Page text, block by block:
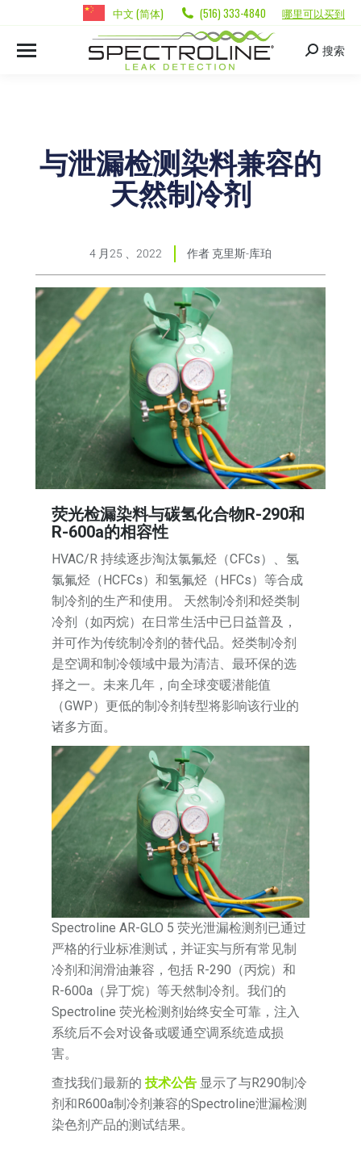
中文 (简体) (516) 333-4840 哪里可以买到
搜索
与泄漏检测染料兼容的
天然制冷剂
4 月25 、2022 作者 克里斯-库珀
荧光检漏染料与碳氢化合物R-290和
R-600a的相容性
HVAC/R 持续逐步淘汰氯氟烃（CFCs）、氢
氯氟烃（HCFCs）和氢氟烃（HFCs）等合成
制冷剂的生产和使用。 天然制冷剂和烃类制
冷剂（如丙烷）在日常生活中已日益普及，
并可作为传统制冷剂的替代品。烃类制冷剂
是空调和制冷领域中最为清洁、最环保的选
择之一。未来几年，向全球变暖潜能值
（GWP）更低的制冷剂转型将影响该行业的
诸多方面。
Spectroline AR-GLO 5 荧光泄漏检测剂已通过
严格的行业标准测试，并证实与所有常见制
冷剂和润滑油兼容，包括 R-290（丙烷）和
R-600a（异丁烷）等天然制冷剂。我们的
Spectroline 荧光检测剂始终安全可靠，注入
系统后不会对设备或暖通空调系统造成损
害。
查找我们最新的技术公告 显示了与R290制冷
剂和R600a制冷剂兼容的Spectroline泄漏检测
染色剂产品的测试结果。